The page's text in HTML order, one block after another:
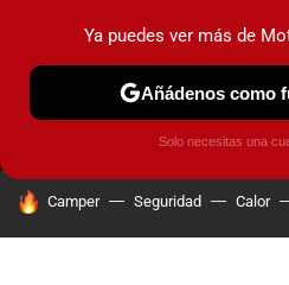
MENÚ
COCHES
HOY SE HABLA DE
Camper Seguridad Calor
Ya puedes ver más de
Añádenos como
Solo necesitas una